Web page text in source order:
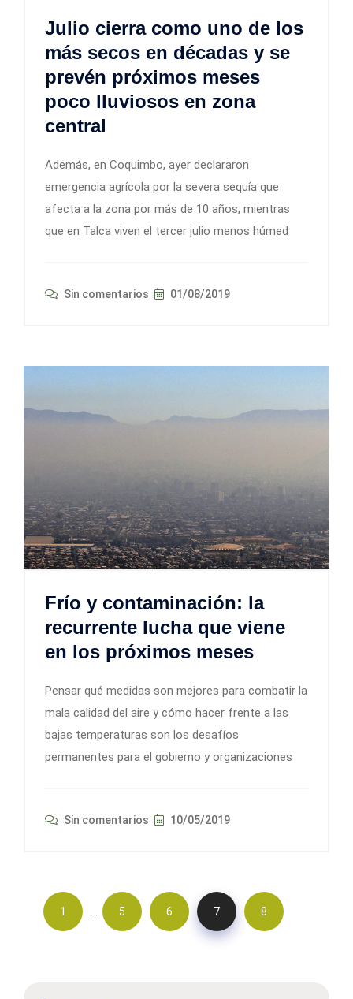
Julio cierra como uno de los
más secos en décadas y se
prevén próximos meses
poco lluviosos en zona
central
Además, en Coquimbo, ayer declararon
emergencia agrícola por la severa sequía que
afecta a la zona por más de 10 años, mientras
que en Talca viven el tercer julio menos húmed
Sin comentarios 01/08/2019
Frío y contaminación: la
recurrente lucha que viene
en los próximos meses
Pensar qué medidas son mejores para combatir la
mala calidad del aire y cómo hacer frente a las
bajas temperaturas son los desafíos
permanentes para el gobierno y organizaciones
Sin comentarios 10/05/2019
1 … 5 6 7 8